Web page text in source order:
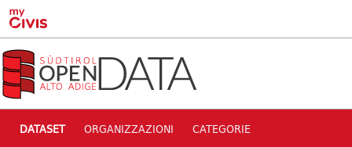
Skip to main content
DATASET ORGANIZZAZIONI CATEGORIE